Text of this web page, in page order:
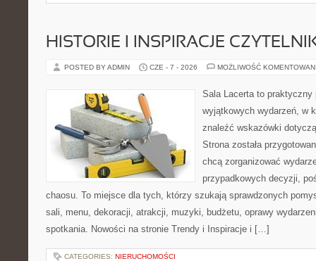
HISTORIE I INSPIRACJE
POSTED BY ADMIN CZE - 7 - 2026 MOŻLIWOŚĆ
Sala Lacerta to praktyczny
wyjątkowych wydarzeń, w
znaleźć wskazówki
Strona została
chcą zorganizować
przypadkowych decyzji,
chaosu. To miejsce dla tych, którzy szukają sprawdzonych
sali, menu, dekoracji, atrakcji, muzyki, budżetu, oprawy
spotkania. Nowości na stronie Trendy i Inspiracje i […]
CATEGORIES: NIERUCHOMOŚCI